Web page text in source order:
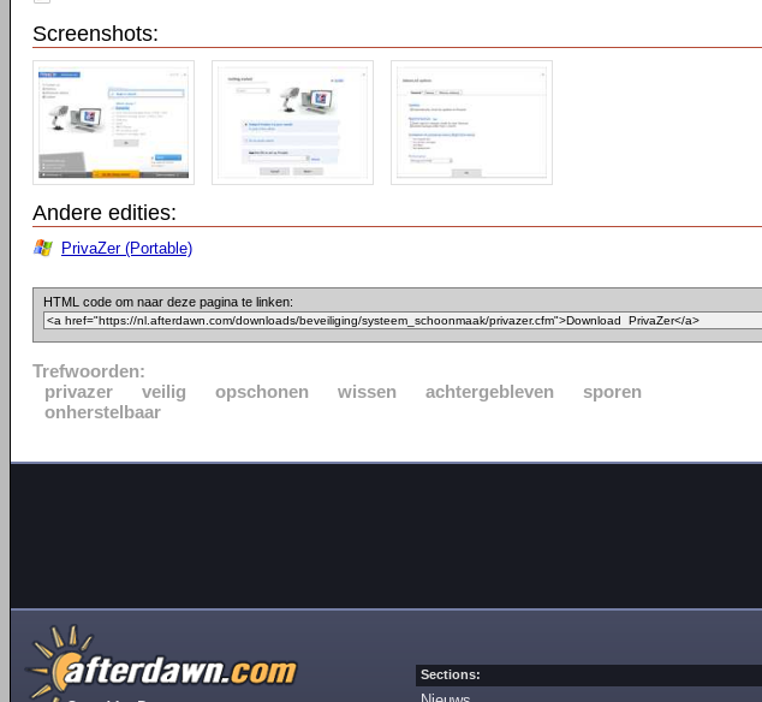
Screenshots:
Andere edities:
PrivaZer (Portable)
HTML code om naar deze pagina te linken:
Trefwoorden:
privazer
veilig opschonen wissen achtergebleven
sporen
onherstelbaar
Sections: